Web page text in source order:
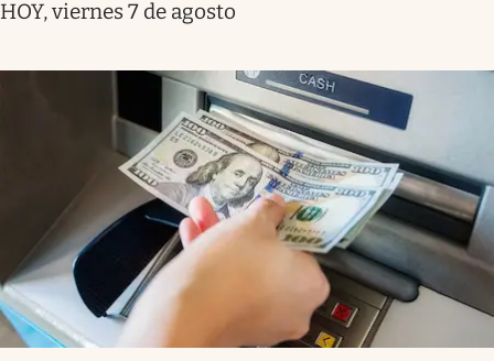
HOY, viernes 7 de agosto